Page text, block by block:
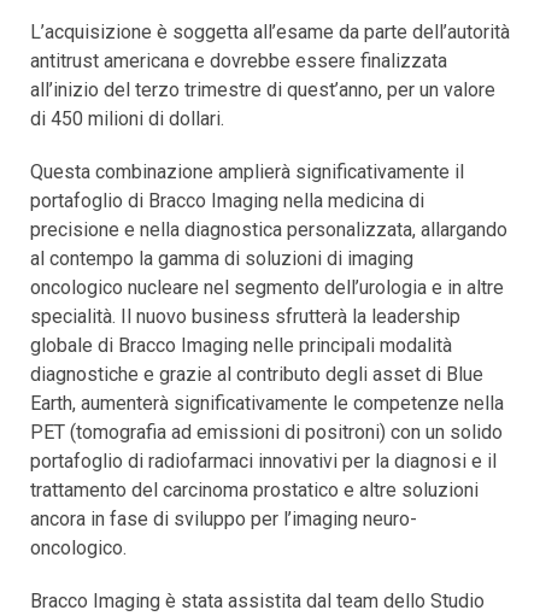
L’acquisizione è soggetta all’esame da parte dell’autorità
antitrust americana e dovrebbe essere finalizzata
all’inizio del terzo trimestre di quest’anno, per un valore
di 450 milioni di dollari.
Questa combinazione amplierà significativamente il
portafoglio di Bracco Imaging nella medicina di
precisione e nella diagnostica personalizzata, allargando
al contempo la gamma di soluzioni di imaging
oncologico nucleare nel segmento dell’urologia e in altre
specialità. Il nuovo business sfrutterà la leadership
globale di Bracco Imaging nelle principali modalità
diagnostiche e grazie al contributo degli asset di Blue
Earth, aumenterà significativamente le competenze nella
PET (tomografia ad emissioni di positroni) con un solido
portafoglio di radiofarmaci innovativi per la diagnosi e il
trattamento del carcinoma prostatico e altre soluzioni
ancora in fase di sviluppo per l’imaging neuro-
oncologico.
Bracco Imaging è stata assistita dal team dello Studio